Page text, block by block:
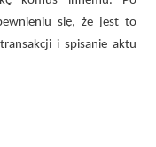
się, że jest to
i spisanie aktu